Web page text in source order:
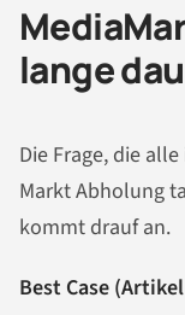
lange
Die Frage, die
Markt Abholung
kommt drauf an.
Best Case